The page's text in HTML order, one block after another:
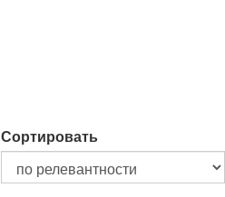
Сортировать